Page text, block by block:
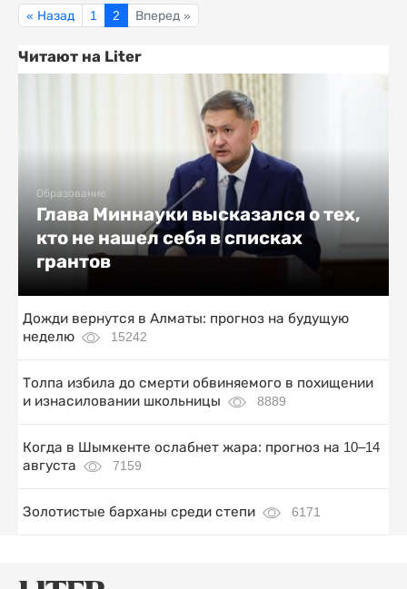
« Назад 1 2 Вперед »
Читают на Liter
Образование
Глава Миннауки высказался о тех,
кто не нашел себя в списках
грантов
Дожди вернутся в Алматы: прогноз на будущую
неделю
15242
Толпа избила до смерти обвиняемого в похищении
и изнасиловании школьницы
8889
Когда в Шымкенте ослабнет жара: прогноз на 10–14
августа
7159
Золотистые барханы среди степи 6171